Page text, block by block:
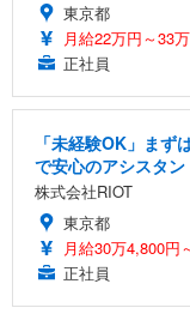
東京都
月給22万円～33
正社員
「未経験OK」ま
で安心のアシスタ
株式会社RIOT
東京都
月給30万4,800円
正社員